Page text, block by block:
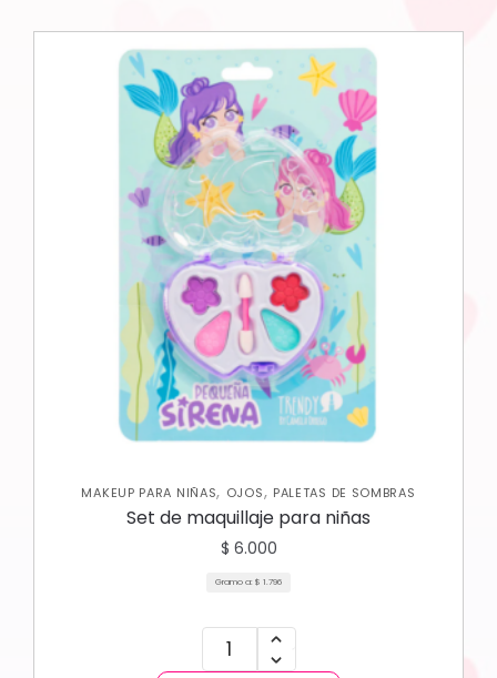
MAKEUP PARA NIÑAS, OJOS, PALETAS DE SOMBRAS
Set de maquillaje para niñas
$ 6.000
Gramo a: $ 1.796